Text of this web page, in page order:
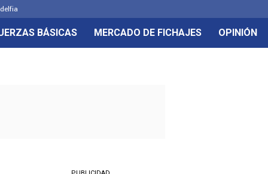
BÁSICAS MERCADO DE FICHAJES OPINIÓN